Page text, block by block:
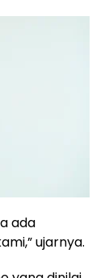
ada
ujarnya.